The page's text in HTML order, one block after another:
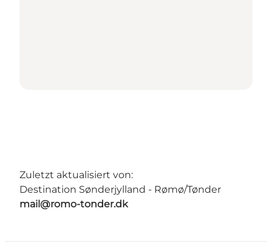
Zuletzt aktualisiert von:
Destination Sønderjylland - Rømø/Tønder
mail@romo-tonder.dk